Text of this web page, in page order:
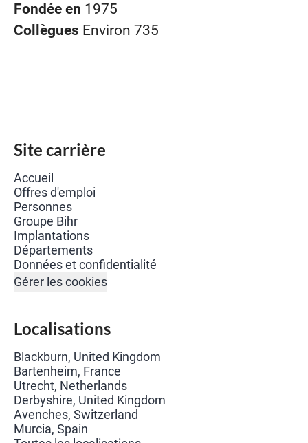
Fondée en 1975
Collègues Environ 735
Site carrière
Accueil
Offres d'emploi
Personnes
Groupe Bihr
Implantations
Départements
Données et confidentialité
Gérer les cookies
Localisations
Blackburn, United Kingdom
Bartenheim, France
Utrecht, Netherlands
Derbyshire, United Kingdom
Avenches, Switzerland
Murcia, Spain